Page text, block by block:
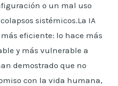
o un mal uso
sistémicos.La IA
eficiente: lo hace más
y más vulnerable a
demostrado que no
con la vida humana,